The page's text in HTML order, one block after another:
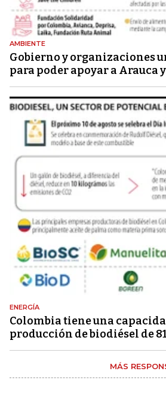
AMBIENTE
Gobierno y organizaciones
para poder apoyar a Arauca
ENERGÍA
Colombia tiene una
producción de biodiésel de
MÁS